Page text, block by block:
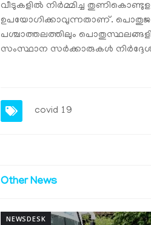
വീടുകളില്‍ നിര്‍മ്മിച്ച
ഉപയോഗിക്കാവുന്നതാണ്.
പശ്ചാത്തലത്തിലും
സംസ്ഥാന സര്‍ക്കാരുകള്‍
covid 19
Other News
NEWSDESK